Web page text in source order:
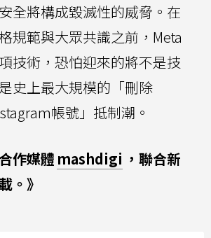
全將構成毀滅性的威脅。在
規範與大眾共識之前，Meta
技術，恐怕迎來的將不是技
史上最大規模的「刪除
帳號」抵制潮。
作媒體 mashdigi ，聯合新
。》